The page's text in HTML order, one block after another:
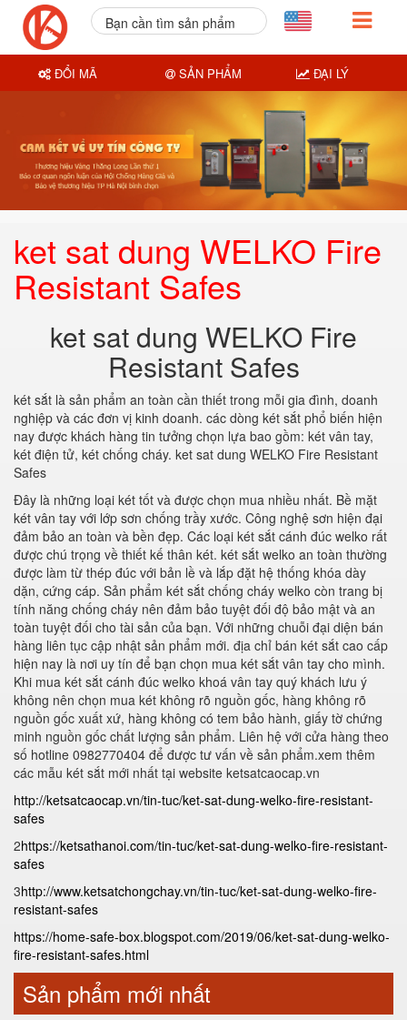
ket sat dung WELKO Fire
Resistant Safes
ket sat dung WELKO Fire
Resistant Safes
két sắt là sản phẩm an toàn cần thiết trong mỗi gia đình, doanh
nghiệp và các đơn vị kinh doanh. các dòng két sắt phổ biến hiện
nay được khách hàng tin tưởng chọn lựa bao gồm: két vân tay,
két điện tử, két chống cháy. ket sat dung WELKO Fire Resistant
Safes
Đây là những loại két tốt và được chọn mua nhiều nhất. Bề mặt
két vân tay với lớp sơn chống trầy xước. Công nghệ sơn hiện đại
đảm bảo an toàn và bền đẹp. Các loại két sắt cánh đúc welko rất
được chú trọng về thiết kế thân két. két sắt welko an toàn thường
được làm từ thép đúc với bản lề và lắp đặt hệ thống khóa dày
dặn, cứng cáp. Sản phẩm két sắt chống cháy welko còn trang bị
tính năng chống cháy nên đảm bảo tuyệt đối độ bảo mật và an
toàn tuyệt đối cho tài sản của bạn. Với những chuỗi đại diện bán
hàng liên tục cập nhật sản phẩm mới. địa chỉ bán két sắt cao cấp
hiện nay là nơi uy tín để bạn chọn mua két sắt vân tay cho mình.
Khi mua két sắt cánh đúc welko khoá vân tay quý khách lưu ý
không nên chọn mua két không rõ nguồn gốc, hàng không rõ
nguồn gốc xuất xứ, hàng không có tem bảo hành, giấy tờ chứng
minh nguồn gốc chất lượng sản phẩm. Liên hệ với cửa hàng theo
số hotline 0982770404 để được tư vấn về sản phẩm.xem thêm
các mẫu két sắt mới nhất tại website ketsatcaocap.vn
http://ketsatcaocap.vn/tin-tuc/ket-sat-dung-welko-fire-resistant-
safes
2https://ketsathanoi.com/tin-tuc/ket-sat-dung-welko-fire-resistant-
safes
3http://www.ketsatchongchay.vn/tin-tuc/ket-sat-dung-welko-fire-
resistant-safes
https://home-safe-box.blogspot.com/2019/06/ket-sat-dung-welko-
fire-resistant-safes.html
Sản phẩm mới nhất
Bạn cần tìm sản phẩm
ĐỔI MÃ SẢN PHẨM ĐẠI LÝ